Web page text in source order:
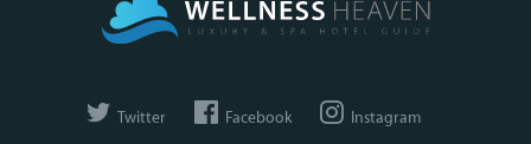
Twitter Facebook Instagram